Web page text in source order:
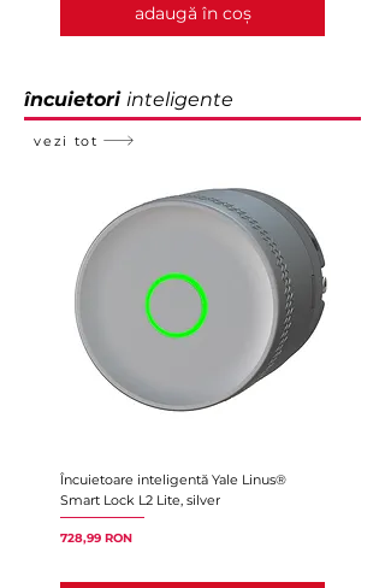
adaugă în coș
încuietori inteligente
Încuietoare inteligentă Yale Linus®
Smart Lock L2 Lite, silver
Preț
728,99 RON
vezi tot